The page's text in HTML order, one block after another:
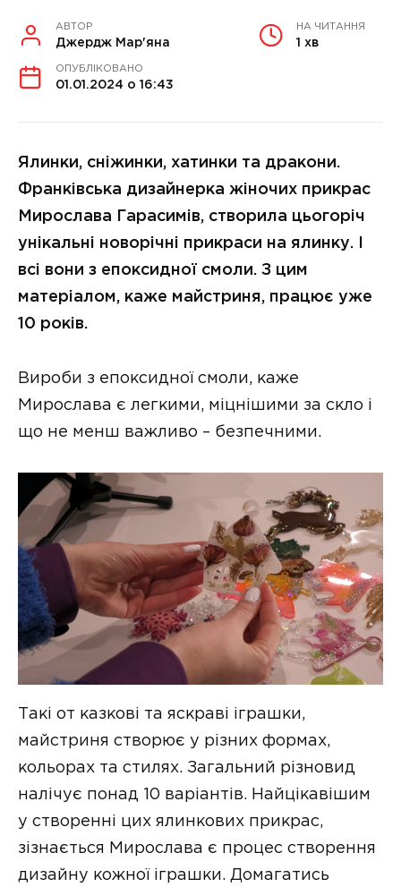
АВТОР
Джердж Мар'яна
НА ЧИТАННЯ
1 хв
ОПУБЛІКОВАНО
01.01.2024 о 16:43
Ялинки, сніжинки, хатинки та дракони.
Франківська дизайнерка жіночих прикрас
Мирослава Гарасимів, створила цьогоріч
унікальні новорічні прикраси на ялинку. І
всі вони з епоксидної смоли. З цим
матеріалом, каже майстриня, працює уже
10 років.
Вироби з епоксидної смоли, каже
Мирослава є легкими, міцнішими за скло і
що не менш важливо – безпечними.
Такі от казкові та яскраві іграшки,
майстриня створює у різних формах,
кольорах та стилях. Загальний різновид
налічує понад 10 варіантів. Найцікавішим
у створенні цих ялинкових прикрас,
зізнається Мирослава є процес створення
дизайну кожної іграшки. Домагатись